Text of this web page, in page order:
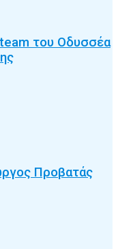
του Οδυσσέα
Προβατάς